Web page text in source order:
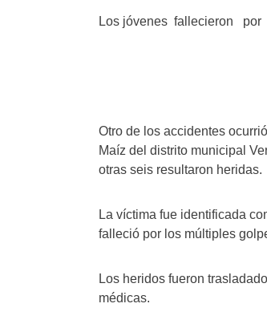
Los jóvenes fallecieron por
Otro de los accidentes
Maíz del distrito municipal
otras seis resultaron heridas.
La víctima fue identificada
falleció por los múltiples
Los heridos fueron
médicas.